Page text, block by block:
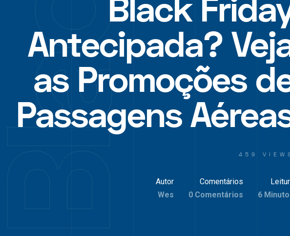
Black
Antecipada?
as Promoções
Passagens
459
Autor
Wes
Comentários
0 Comentários
6